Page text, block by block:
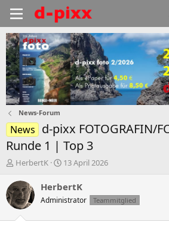
News-Forum
News d-pixx FOTOGRAFIN/
Runde 1 | Top 3
E
s
t
e
HerbertK
E
s
t
e
13 April 2026
HerbertK
Administrator Teammitglied